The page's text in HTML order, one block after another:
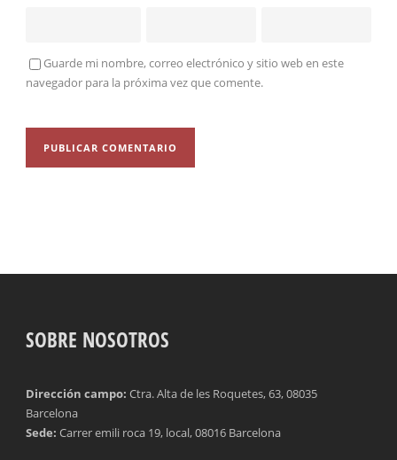
Guarde mi nombre, correo electrónico y sitio web en este
navegador para la próxima vez que comente.
SOBRE NOSOTROS
Dirección campo: Ctra. Alta de les Roquetes, 63, 08035
Barcelona
Sede: Carrer emili roca 19, local, 08016 Barcelona